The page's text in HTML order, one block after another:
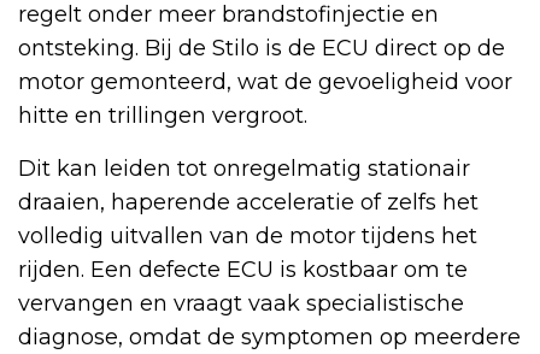
regelt onder meer brandstofinjectie en
ontsteking. Bij de Stilo is de ECU direct op de
motor gemonteerd, wat de gevoeligheid voor
hitte en trillingen vergroot.
Dit kan leiden tot onregelmatig stationair
draaien, haperende acceleratie of zelfs het
volledig uitvallen van de motor tijdens het
rijden. Een defecte ECU is kostbaar om te
vervangen en vraagt vaak specialistische
diagnose, omdat de symptomen op meerdere